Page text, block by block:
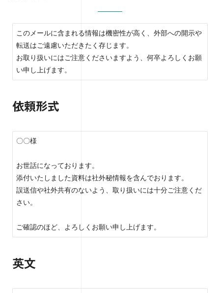
このメールに含まれる情報は機密性が高く、外部への開示や
転送はご遠慮いただきたく存じます。
お取り扱いにはご注意くださいますよう、何卒よろしくお願
い申し上げます。
依頼形式
〇〇様
お世話になっております。
添付いたしました資料は社外秘情報を含んでおります。
誤送信や社外共有のないよう、取り扱いには十分ご注意くだ
さい。
ご確認のほど、よろしくお願い申し上げます。
英文